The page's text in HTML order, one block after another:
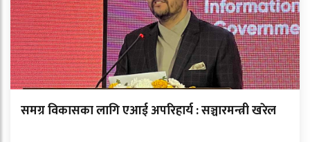
समग्र विकासका लागि एआई अपरिहार्य : सञ्चारमन्त्री खरेल